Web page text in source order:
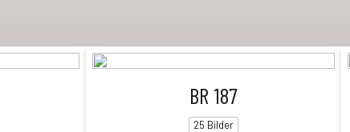
BR 187
25 Bilder